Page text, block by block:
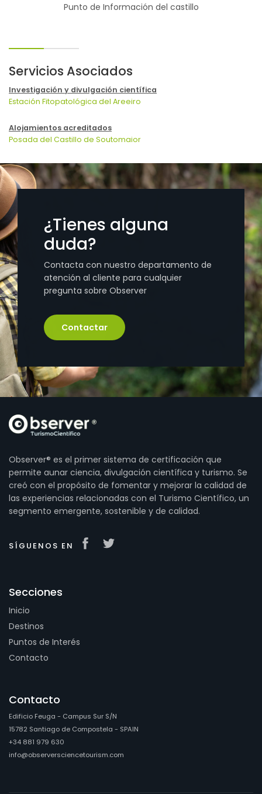
Punto de Información del castillo
Servicios Asociados
Investigación y divulgación científica
Estación Fitopatológica del Areeiro
Alojamientos acreditados
Posada del Castillo de Soutomaior
¿Tienes alguna
duda?
Contacta con nuestro departamento de
atención al cliente para cualquier
pregunta sobre Observer
Contactar
Observer® es el primer sistema de certificación que
permite aunar ciencia, divulgación científica y turismo. Se
creó con el propósito de fomentar y mejorar la calidad de
las experiencias relacionadas con el Turismo Científico, un
segmento emergente, sostenible y de calidad.
SÍGUENOS EN
Secciones
Inicio
Destinos
Puntos de Interés
Contacto
Contacto
Edificio Feuga - Campus Sur S/N
15782 Santiago de Compostela - SPAIN
+34 881 979 630
info@observersciencetourism.com